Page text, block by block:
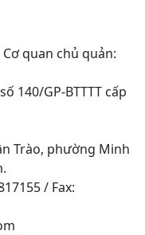
Cơ quan chủ quản:
140/GP-BTTTT cấp
Trào, phường Minh
/ Fax: